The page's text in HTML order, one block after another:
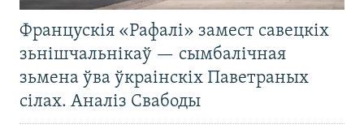
Францускія «Рафалі» замест савецкіх
зьнішчальнікаў — сымбалічная
зьмена ўва ўкраінскіх Паветраных
сілах. Аналіз Свабоды